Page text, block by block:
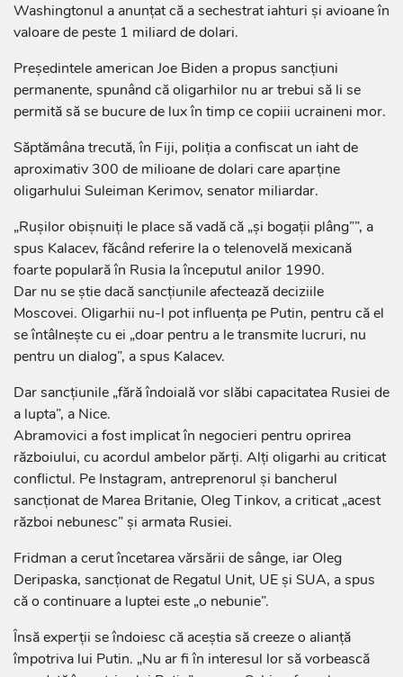
Washingtonul a anunțat că a sechestrat iahturi și avioane în
valoare de peste 1 miliard de dolari.
Președintele american Joe Biden a propus sancțiuni
permanente, spunând că oligarhilor nu ar trebui să li se
permită să se bucure de lux în timp ce copiii ucraineni mor.
Săptămâna trecută, în Fiji, poliția a confiscat un iaht de
aproximativ 300 de milioane de dolari care aparține
oligarhului Suleiman Kerimov, senator miliardar.
„Rușilor obișnuiți le place să vadă că „și bogații plâng””, a
spus Kalacev, făcând referire la o telenovelă mexicană
foarte populară în Rusia la începutul anilor 1990.
Dar nu se știe dacă sancțiunile afectează deciziile
Moscovei. Oligarhii nu-l pot influența pe Putin, pentru că el
se întâlnește cu ei „doar pentru a le transmite lucruri, nu
pentru un dialog”, a spus Kalacev.
Dar sancțiunile „fără îndoială vor slăbi capacitatea Rusiei de
a lupta”, a Nice.
Abramovici a fost implicat în negocieri pentru oprirea
războiului, cu acordul ambelor părți. Alți oligarhi au criticat
conflictul. Pe Instagram, antreprenorul și bancherul
sancționat de Marea Britanie, Oleg Tinkov, a criticat „acest
război nebunesc” și armata Rusiei.
Fridman a cerut încetarea vărsării de sânge, iar Oleg
Deripaska, sancționat de Regatul Unit, UE și SUA, a spus
că o continuare a luptei este „o nebunie”.
Însă experții se îndoiesc că aceștia să creeze o alianță
împotriva lui Putin. „Nu ar fi în interesul lor să vorbească